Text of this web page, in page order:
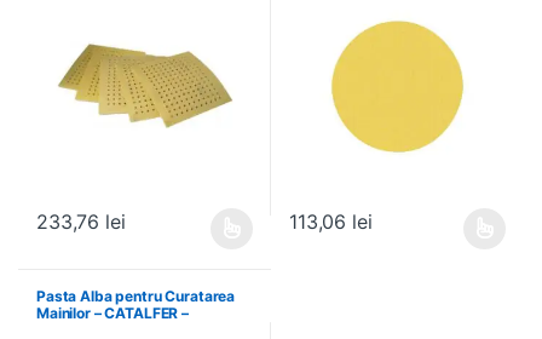
233,76 lei 113,06 lei
Pasta Alba pentru Curatarea
Mainilor – CATALFER –